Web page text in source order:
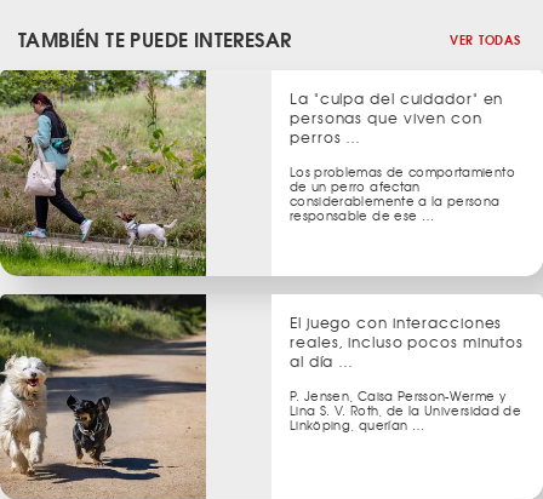
TAMBIÉN TE PUEDE INTERESAR VER TODAS
La "culpa del cuidador" en
personas que viven con
perros …
Los problemas de comportamiento
de un perro afectan
considerablemente a la persona
responsable de ese …
El juego con interacciones
reales, incluso pocos minutos
al día …
P. Jensen, Caisa Persson-Werme y
Lina S. V. Roth, de la Universidad de
Linköping, querían …